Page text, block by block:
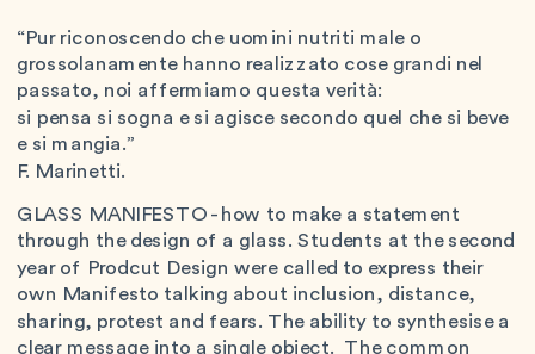
“Pur riconoscendo che uomini nutriti male o
grossolanamente hanno realizzato cose grandi nel
passato, noi affermiamo questa verità:
si pensa si sogna e si agisce secondo quel che si beve
e si mangia.”
F. Marinetti.
GLASS MANIFESTO - how to make a statement
through the design of a glass. Students at the second
year of Prodcut Design were called to express their
own Manifesto talking about inclusion, distance,
sharing, protest and fears. The ability to synthesise a
clear message into a single object.  The common